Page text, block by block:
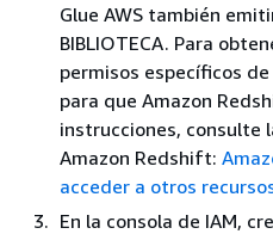
Glue AWS también
BIBLIOTECA. Para
permisos específicos
para que Amazon
instrucciones, consulte
Amazon Redshift:
acceder a otros
En la consola de IAM,